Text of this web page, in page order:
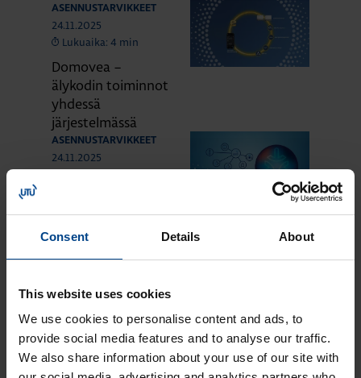
Consent Details About
This website uses cookies
We use cookies to personalise content and ads, to
provide social media features and to analyse our traffic.
We also share information about your use of our site with
ASENNUSTARVIKKEET
24.11.2025
Lukuaika: 4 min
Domovea –
älykodin toiminnot
yhdessä
järjestelmässä
ASENNUSTARVIKKEET
24.11.2025
älykotistandardi
ASENNUSTARVIKKEET
Uuden sukupolven
domovea Plus
korvaa domovea
V1:n